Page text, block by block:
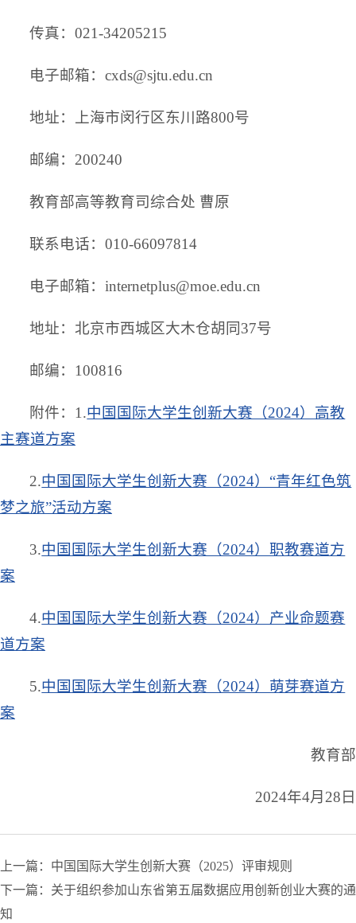
传真：021-34205215
电子邮箱：cxds@sjtu.edu.cn
地址：上海市闵行区东川路800号
邮编：200240
教育部高等教育司综合处 曹原
联系电话：010-66097814
电子邮箱：internetplus@moe.edu.cn
地址：北京市西城区大木仓胡同37号
邮编：100816
附件：1.中国国际大学生创新大赛（2024）高教
主赛道方案
2.中国国际大学生创新大赛（2024）“青年红色筑
梦之旅”活动方案
3.中国国际大学生创新大赛（2024）职教赛道方
案
4.中国国际大学生创新大赛（2024）产业命题赛
道方案
5.中国国际大学生创新大赛（2024）萌芽赛道方
案
教育部
2024年4月28日
上一篇：中国国际大学生创新大赛（2025）评审规则
下一篇：关于组织参加山东省第五届数据应用创新创业大赛的通
知